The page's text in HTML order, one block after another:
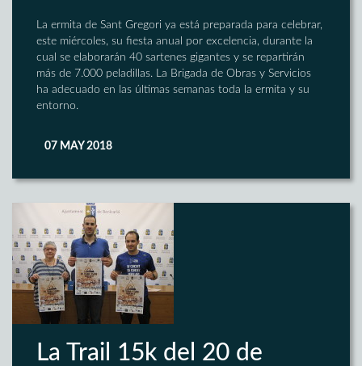
La ermita de Sant Gregori ya está preparada para celebrar,
este miércoles, su fiesta anual por excelencia, durante la
cual se elaborarán 40 sartenes gigantes y se repartirán
más de 7.000 peladillas. La Brigada de Obras y Servicios
ha adecuado en las últimas semanas toda la ermita y su
entorno.
07 MAY 2018
La Trail 15k del 20 de